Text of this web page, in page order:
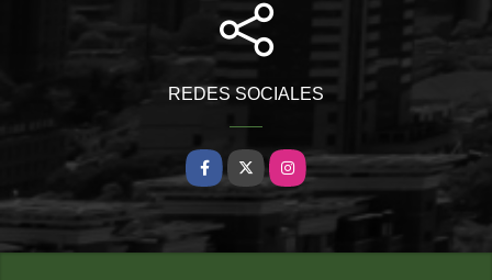
REDES SOCIALES
Facebook
X Instagram